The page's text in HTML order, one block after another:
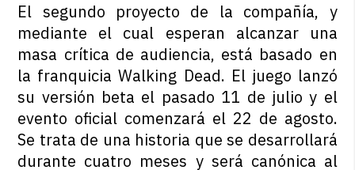
El segundo proyecto de la compañía, y
mediante el cual esperan alcanzar una
masa crítica de audiencia, está basado en
la franquicia Walking Dead. El juego lanzó
su versión beta el pasado 11 de julio y el
evento oficial comenzará el 22 de agosto.
Se trata de una historia que se desarrollará
durante cuatro meses y será canónica al